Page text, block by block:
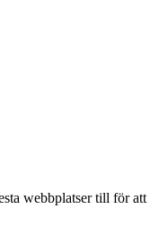
webbplatser till för att